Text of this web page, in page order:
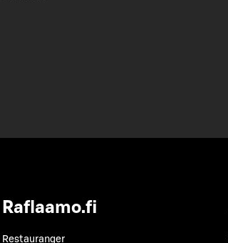
Raflaamo.fi
Restauranger